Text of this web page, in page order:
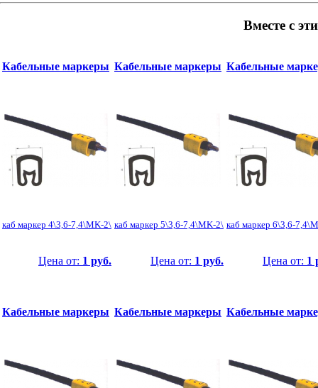
Вместе с
Кабельные маркеры
каб маркер 4\3,6-7,4\MK-2\
Цена от: 1 руб.
Кабельные маркеры
каб маркер 5\3,6-7,4\MK-2\
Цена от: 1 руб.
Кабельные
каб маркер 6\3,6-
Цена от: 1
Кабельные маркеры Кабельные маркеры Кабельные